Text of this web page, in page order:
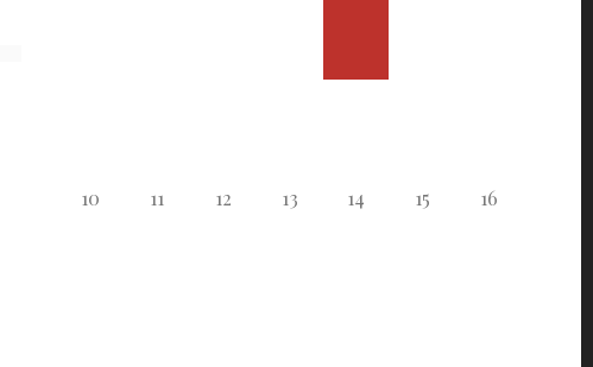
10 11 12 13 14 15 16